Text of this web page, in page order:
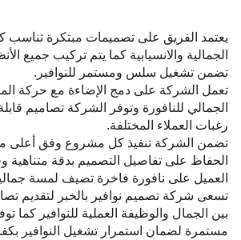
يعتمد الفريق على تصميمات مبتكرة تناسب
الجمالية والانسيابية كما يتم تركيب جميع
تضمن تشغيل سلس ومستمر للنوافير.
تعمل الشركة على دمج الإضاءة مع حركة
الجمالي للنافورة وتوفر الشركة تصاميم
رغبات العملاء المختلفة.
تضمن الشركة تنفيذ كل مشروع وفق أعلى
الحفاظ على تفاصيل التصميم بدقة متناهية
العميل على نافورة فاخرة تضيف لمسة
تسعى شركة تصميم نوافير بالخبر لتقديم
بين الجمال والوظيفة العملية للنوافير كما
مستمرة لضمان استمرار تشغيل النوافير